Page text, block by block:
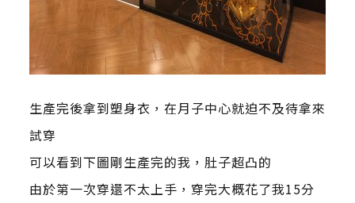
生產完後拿到塑身衣，在月子中心就迫不及待拿來
試穿
可以看到下圖剛生產完的我，肚子超凸的
由於第一次穿還不太上手，穿完大概花了我15分